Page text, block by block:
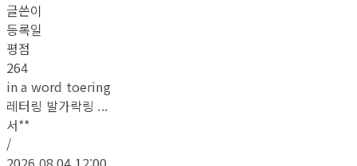
글쓴이
등록일
평점
264
in a word toering
레터링 발가락링 ...
서**
/